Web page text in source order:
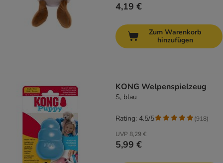
4,19 €
Zum Warenkorb
hinzufügen
KONG Welpenspielzeug
S, blau
UVP 8,29 €
5,99 €
Rating: 4.5/5 (918)